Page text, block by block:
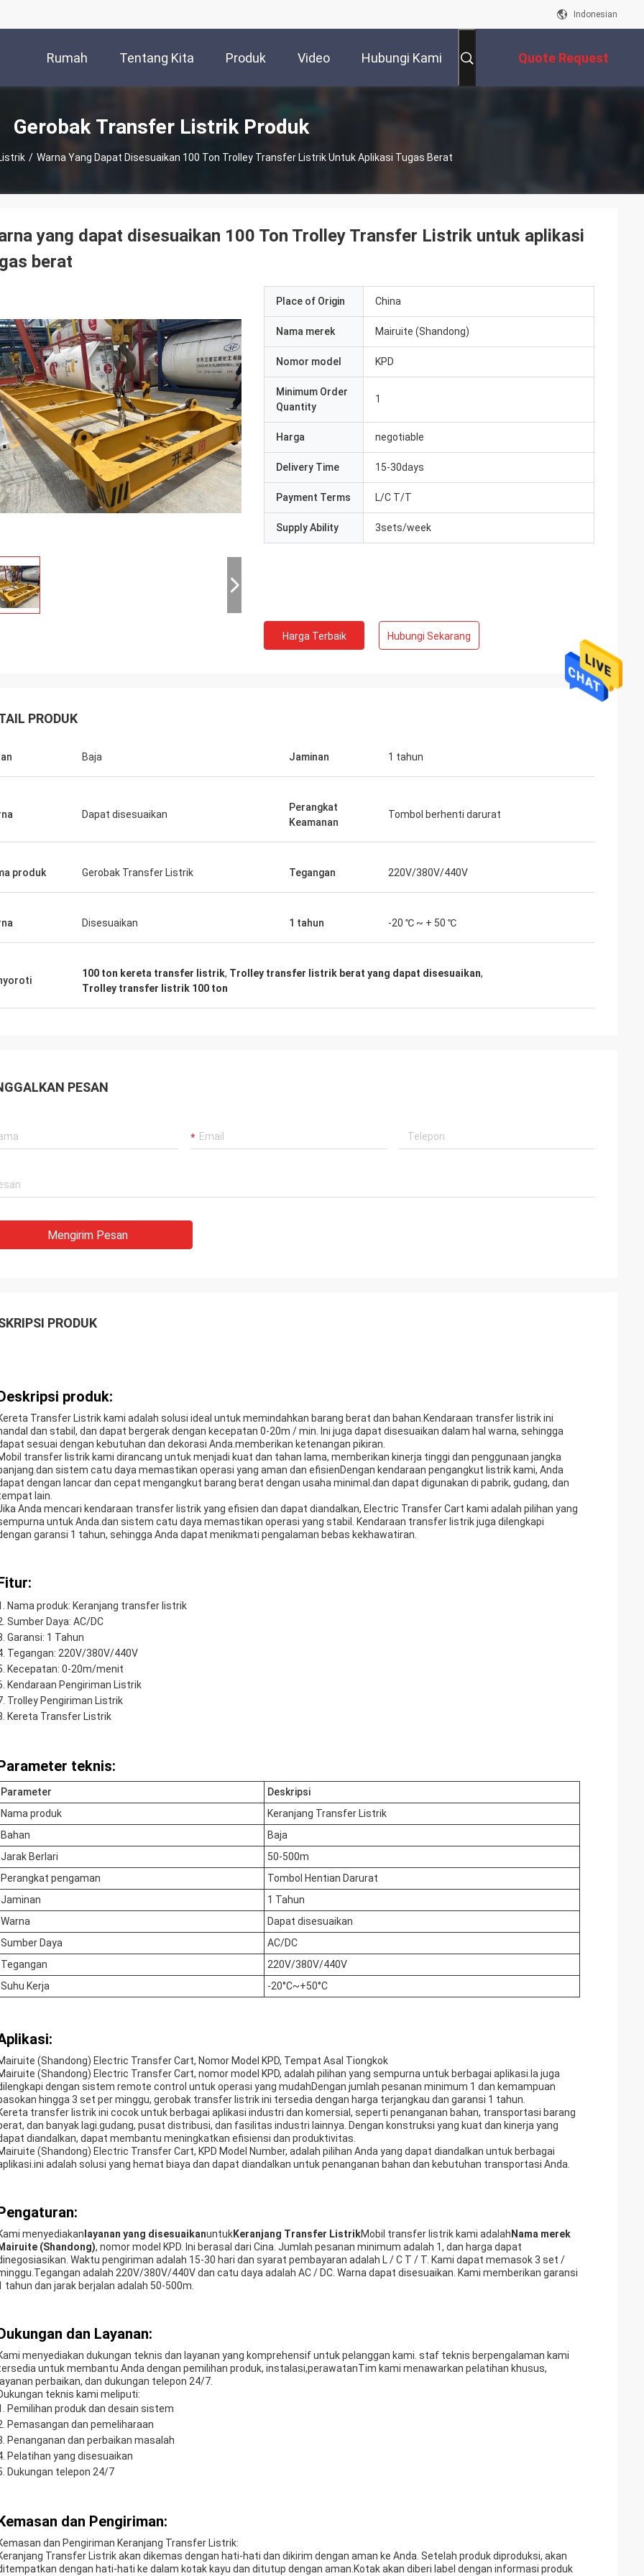
Indonesian
Rumah Tentang Kita Produk Video Hubungi Kami Quote Request
Gerobak Transfer Listrik Produk
/ Warna Yang Dapat Disesuaikan 100 Ton Trolley Transfer Listrik Untuk Aplikasi Tugas Berat
yang dapat disesuaikan 100 Ton Trolley Transfer Listrik untuk aplikasi
berat
Place of Origin China
Nama merek Mairuite (Shandong)
Nomor model KPD
Minimum Order
Quantity
1
Harga negotiable
Delivery Time 15-30days
Payment Terms L/C T/T
Supply Ability 3sets/week
Harga Terbaik Hubungi Sekarang
PRODUK
Baja Jaminan 1 tahun
Dapat disesuaikan
Perangkat
Keamanan
Tombol berhenti darurat
produk Gerobak Transfer Listrik Tegangan 220V/380V/440V
Disesuaikan 1 tahun -20 ℃ ~ + 50 ℃
100 ton kereta transfer listrik, Trolley transfer listrik berat yang dapat disesuaikan,
Trolley transfer listrik 100 ton
PESAN
Mengirim Pesan
PRODUK
produk:
Transfer Listrik kami adalah solusi ideal untuk memindahkan barang berat dan bahan.Kendaraan transfer listrik ini
dan stabil, dan dapat bergerak dengan kecepatan 0-20m / min. Ini juga dapat disesuaikan dalam hal warna, sehingga
sesuai dengan kebutuhan dan dekorasi Anda.memberikan ketenangan pikiran.
transfer listrik kami dirancang untuk menjadi kuat dan tahan lama, memberikan kinerja tinggi dan penggunaan jangka
sistem catu daya memastikan operasi yang aman dan efisienDengan kendaraan pengangkut listrik kami, Anda
dengan lancar dan cepat mengangkut barang berat dengan usaha minimal.dan dapat digunakan di pabrik, gudang, dan
lain.
Anda mencari kendaraan transfer listrik yang efisien dan dapat diandalkan, Electric Transfer Cart kami adalah pilihan yang
untuk Anda.dan sistem catu daya memastikan operasi yang stabil. Kendaraan transfer listrik juga dilengkapi
garansi 1 tahun, sehingga Anda dapat menikmati pengalaman bebas kekhawatiran.
Nama produk: Keranjang transfer listrik
Sumber Daya: AC/DC
Garansi: 1 Tahun
Tegangan: 220V/380V/440V
Kecepatan: 0-20m/menit
Kendaraan Pengiriman Listrik
Trolley Pengiriman Listrik
Kereta Transfer Listrik
teknis:
Parameter
Deskripsi
Nama produk
Keranjang Transfer Listrik
Bahan
Baja
Jarak Berlari
50-500m
Perangkat pengaman
Tombol Hentian Darurat
Jaminan
1 Tahun
Warna
Dapat disesuaikan
Sumber Daya
AC/DC
Tegangan
220V/380V/440V
Suhu Kerja
-20°C~+50°C
(Shandong) Electric Transfer Cart, Nomor Model KPD, Tempat Asal Tiongkok
(Shandong) Electric Transfer Cart, nomor model KPD, adalah pilihan yang sempurna untuk berbagai aplikasi.Ia juga
dengan sistem remote control untuk operasi yang mudahDengan jumlah pesanan minimum 1 dan kemampuan
hingga 3 set per minggu, gerobak transfer listrik ini tersedia dengan harga terjangkau dan garansi 1 tahun.
transfer listrik ini cocok untuk berbagai aplikasi industri dan komersial, seperti penanganan bahan, transportasi barang
dan banyak lagi.gudang, pusat distribusi, dan fasilitas industri lainnya. Dengan konstruksi yang kuat dan kinerja yang
diandalkan, dapat membantu meningkatkan efisiensi dan produktivitas.
(Shandong) Electric Transfer Cart, KPD Model Number, adalah pilihan Anda yang dapat diandalkan untuk berbagai
adalah solusi yang hemat biaya dan dapat diandalkan untuk penanganan bahan dan kebutuhan transportasi Anda.
menyediakan layanan yang disesuaikanuntukKeranjang Transfer ListrikMobil transfer listrik kami adalah Nama merek
(Shandong), nomor model KPD. Ini berasal dari Cina. Jumlah pesanan minimum adalah 1, dan harga dapat
Waktu pengiriman adalah 15-30 hari dan syarat pembayaran adalah L / C T / T. Kami dapat memasok 3 set /
adalah 220V/380V/440V dan catu daya adalah AC / DC. Warna dapat disesuaikan. Kami memberikan garansi
tahun dan jarak berjalan adalah 50-500m.
dan Layanan:
menyediakan dukungan teknis dan layanan yang komprehensif untuk pelanggan kami. staf teknis berpengalaman kami
untuk membantu Anda dengan pemilihan produk, instalasi,perawatanTim kami menawarkan pelatihan khusus,
perbaikan, dan dukungan telepon 24/7.
teknis kami meliputi:
Pemilihan produk dan desain sistem
Pemasangan dan pemeliharaan
Penanganan dan perbaikan masalah
Pelatihan yang disesuaikan
Dukungan telepon 24/7
dan Pengiriman:
dan Pengiriman Keranjang Transfer Listrik:
Transfer Listrik akan dikemas dengan hati-hati dan dikirim dengan aman ke Anda. Setelah produk diproduksi, akan
dengan hati-hati ke dalam kotak kayu dan ditutup dengan aman.Kotak akan diberi label dengan informasi produk